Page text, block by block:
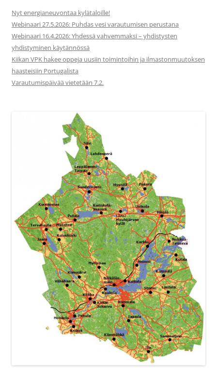
Nyt energianeuvontaa kylätaloille!
Webinaari 27.5.2026: Puhdas vesi varautumisen perustana
Webinaari 16.4.2026: Yhdessä vahvemmaksi – yhdistysten
yhdistyminen käytännössä
Kiikan VPK hakee oppeja uusiin toimintoihin ja ilmastonmuutoksen
haasteisiin Portugalista
Varautumispäivää vietetään 7.2.